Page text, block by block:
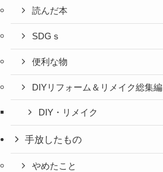
読んだ本
SDGｓ
便利な物
DIYリフォーム＆リメイク総集編
DIY・リメイク
手放したもの
やめたこと